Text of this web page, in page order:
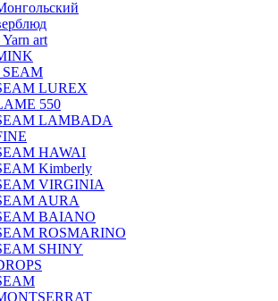
art
LUREX
550
LAMBADA
HAWAI
Kimberly
VIRGINIA
AURA
BAIANO
ROSMARINO
SHINY